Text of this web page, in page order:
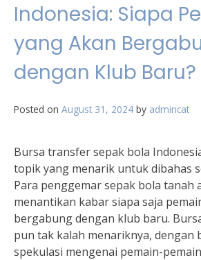
Indonesia: Siapa
yang Akan
dengan Klub Baru?
Posted on August 31, 2024 by admincat
Bursa transfer sepak bola
topik yang menarik untuk dibahas
Para penggemar sepak bola tanah
menantikan kabar siapa saja
bergabung dengan klub baru.
pun tak kalah menariknya, dengan
spekulasi mengenai pemain-